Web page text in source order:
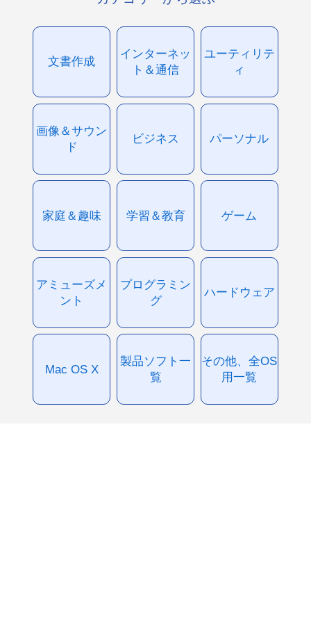
文書作成
インターネッ
ト＆通信
ユーティリテ
ィ
画像＆サウン
ド
ビジネス パーソナル
家庭＆趣味 学習＆教育 ゲーム
アミューズメ
ント
プログラミン
グ
ハードウェア
Mac OS X
製品ソフト一
覧
その他、全OS
用一覧